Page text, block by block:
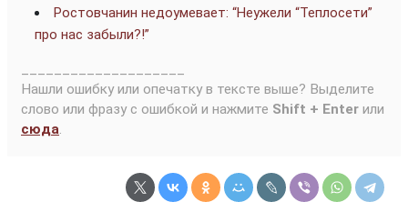
Ростовчанин недоумевает: “Неужели “Теплосети”
про нас забыли?!”
Нашли ошибку или опечатку в тексте выше? Выделите
слово или фразу с ошибкой и нажмите Shift + Enter или
сюда.